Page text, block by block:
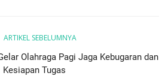
ARTIKEL SEBELUMNYA
Olahraga Pagi Jaga Kebugaran dan
Kesiapan Tugas